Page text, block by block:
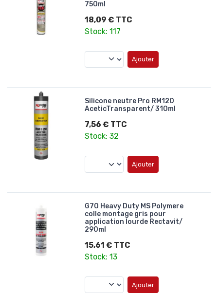
750ml
18,09 € TTC
Stock: 117
Ajouter
Silicone neutre Pro RM120
AceticTransparent/ 310ml
7,56 € TTC
Stock: 32
Ajouter
G70 Heavy Duty MS Polymere
colle montage gris pour
application lourde Rectavit/
290ml
15,61 € TTC
Stock: 13
Ajouter